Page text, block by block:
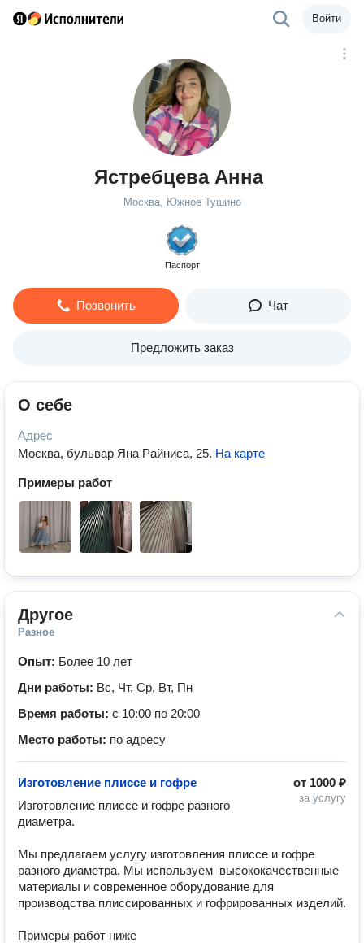
Войти
Ястребцева Анна
Москва, Южное Тушино
Паспорт
Позвонить Чат
Предложить заказ
О себе
Адрес
Москва, бульвар Яна Райниса, 25. На карте
Примеры работ
Другое
Разное
Опыт: Более 10 лет
Дни работы: Вс, Чт, Ср, Вт, Пн
Время работы: с 10:00 по 20:00
Место работы: по адресу
от 1000 ₽
за услугу
Изготовление плиссе и гофре
Изготовление плиссе и гофре разного
диаметра.
Мы предлагаем услугу изготовления плиссе и гофре
разного диаметра. Мы используем  высококачественные
материалы и современное оборудование для
производства плиссированных и гофрированных изделий.
Примеры работ ниже